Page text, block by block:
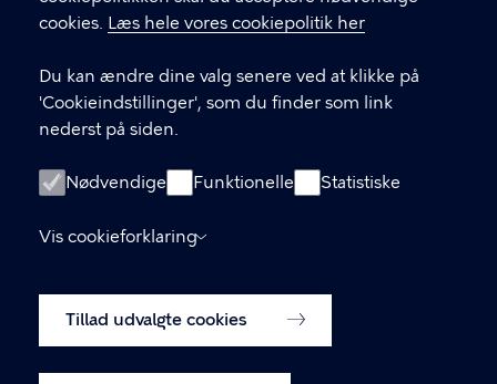
cookies. Læs hele vores cookiepolitik her
Du kan ændre dine valg senere ved at klikke på
'Cookieindstillinger', som du finder som link
nederst på siden.
Nødvendige Funktionelle Statistiske
Vis cookieforklaring
Tillad udvalgte cookies
Digital Post
Databeskyttelse
Tilgængelighedserklæring
Om hjemmesiden
Cookiepolitik